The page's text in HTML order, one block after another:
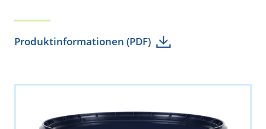
Produktinformationen (PDF)